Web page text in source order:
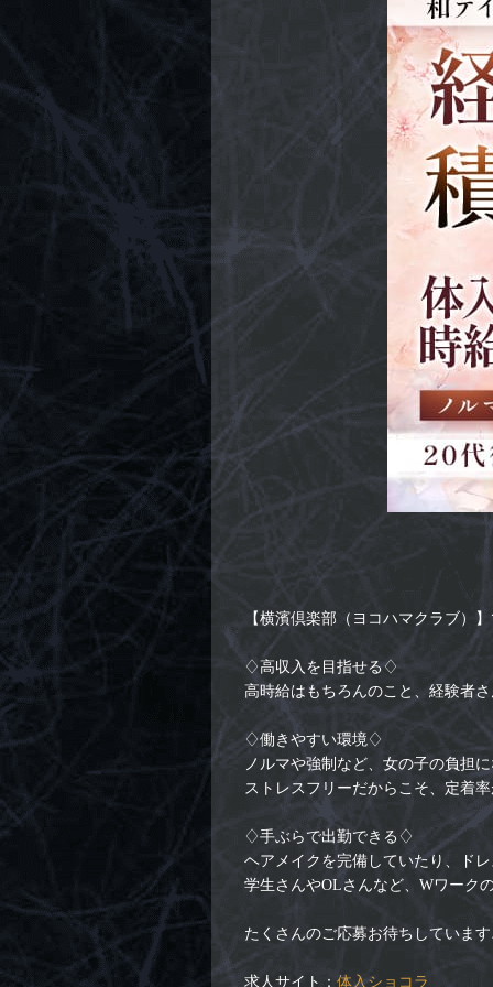
【横濱倶楽部（ヨコハマクラブ）
♢高収入を目指せる♢
高時給はもちろんのこと、経験者
♢働きやすい環境♢
ノルマや強制など、女の子の負担
ストレスフリーだからこそ、定着
♢手ぶらで出勤できる♢
ヘアメイクを完備していたり、ド
学生さんやOLさんなど、Wワーク
たくさんのご応募お待ちしています
求人サイト： 体入ショコラ